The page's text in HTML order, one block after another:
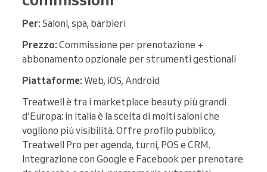
Per:Saloni, spa, barbieri
Prezzo:Commissione per prenotazione +
abbonamento opzionale per strumenti gestionali
Piattaforme:Web, iOS, Android
Treatwell è tra i marketplace beauty più grandi
d’Europa: in Italia è la scelta di molti saloni che
vogliono più visibilità. Offre profilo pubblico,
Treatwell Pro per agenda, turni, POS e CRM.
Integrazione con Google e Facebook per prenotare